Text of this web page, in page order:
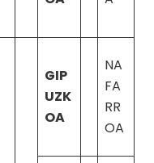
GIP
UZK
OA
NA
FA
RR
OA